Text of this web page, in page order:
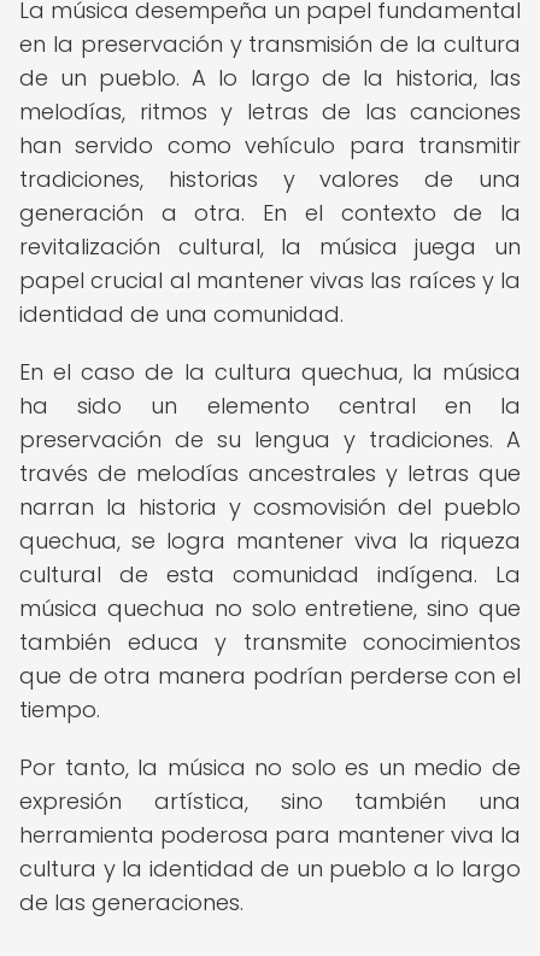
La música desempeña un papel fundamental
en la preservación y transmisión de la cultura
de un pueblo. A lo largo de la historia, las
melodías, ritmos y letras de las canciones
han servido como vehículo para transmitir
tradiciones, historias y valores de una
generación a otra. En el contexto de la
revitalización cultural, la música juega un
papel crucial al mantener vivas las raíces y la
identidad de una comunidad.
En el caso de la cultura quechua, la música
ha sido un elemento central en la
preservación de su lengua y tradiciones. A
través de melodías ancestrales y letras que
narran la historia y cosmovisión del pueblo
quechua, se logra mantener viva la riqueza
cultural de esta comunidad indígena. La
música quechua no solo entretiene, sino que
también educa y transmite conocimientos
que de otra manera podrían perderse con el
tiempo.
Por tanto, la música no solo es un medio de
expresión artística, sino también una
herramienta poderosa para mantener viva la
cultura y la identidad de un pueblo a lo largo
de las generaciones.